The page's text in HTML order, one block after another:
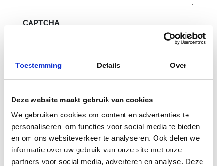
Toestemming Details Over
Deze website maakt gebruik van cookies
We gebruiken cookies om content en advertenties te
personaliseren, om functies voor social media te bieden
en om ons websiteverkeer te analyseren. Ook delen we
informatie over uw gebruik van onze site met onze
partners voor social media, adverteren en analyse. Deze
CAPTCHA
Gerelateerde